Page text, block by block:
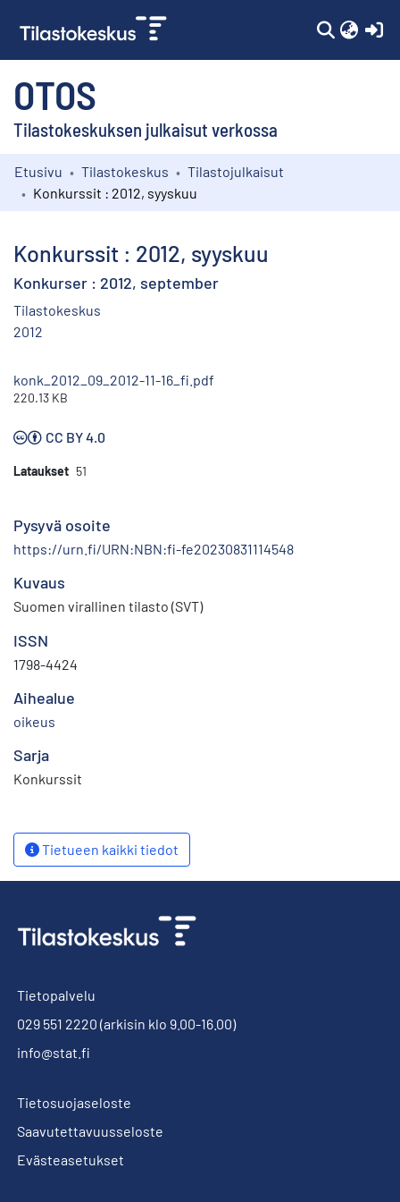
OTOS
Tilastokeskuksen julkaisut verkossa
Kokoelmat
Etusivu Tilastokeskus
Tilastojulkaisut
Konkurssit : 2012, syyskuu
Konkurssit : 2012, syyskuu
Konkurser : 2012, september
Tilastokeskus
2012
konk_2012_09_2012-11-16_fi.pdf
220.13 KB
CC BY 4.0
Lataukset 51
Pysyvä osoite
https://urn.fi/URN:NBN:fi-fe20230831114548
Kuvaus
Suomen virallinen tilasto (SVT)
ISSN
1798-4424
Aihealue
oikeus
Sarja
Konkurssit
Tietueen kaikki tiedot
Tietopalvelu
029 551 2220 (arkisin klo 9.00-16.00)
info@stat.fi
Tietosuojaseloste
Saavutettavuusseloste
Evästeasetukset